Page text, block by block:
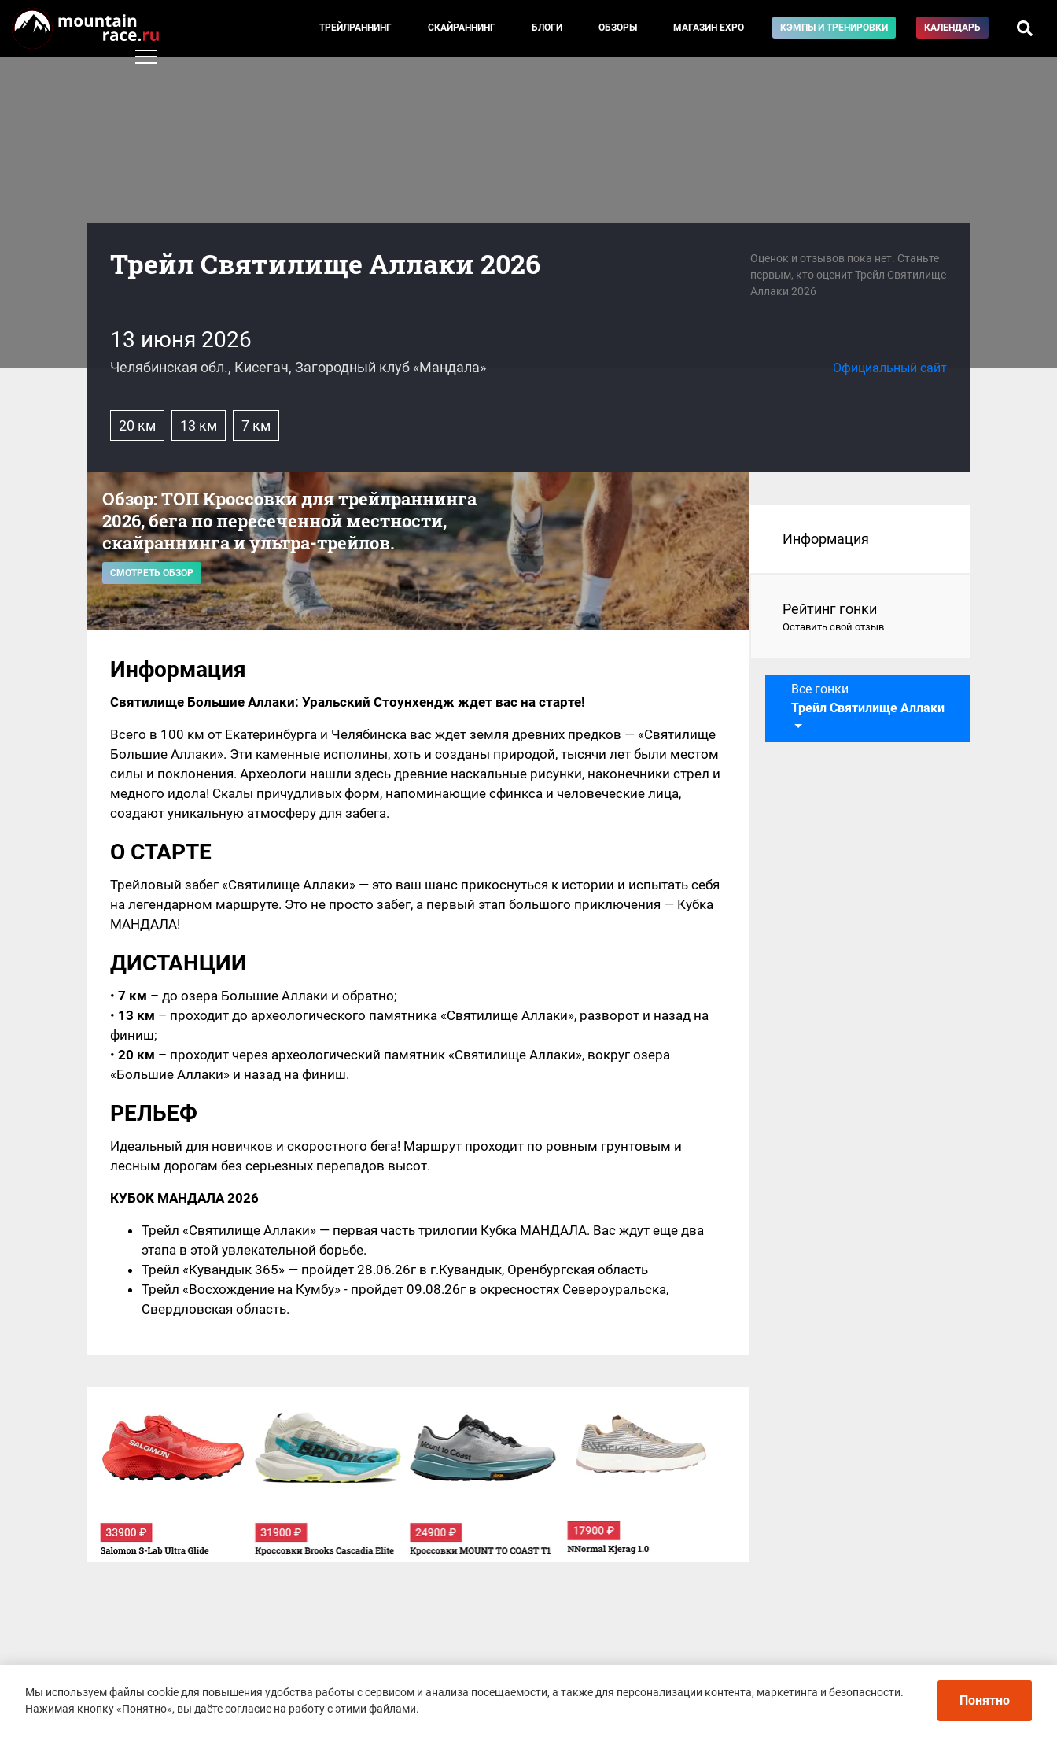
ТРЕЙЛРАННИНГ СКАЙРАННИНГ БЛОГИ ОБЗОРЫ МАГАЗИН EXPO КЭМПЫ И ТРЕНИРОВКИ КАЛЕНДАРЬ
Трейл Святилище Аллаки 2026
Оценок и отзывов пока нет. Станьте
первым, кто оценит Трейл Святилище
Аллаки 2026
13 июня 2026
Челябинская обл., Кисегач, Загородный клуб «Мандала» Официальный сайт
20 км 13 км 7 км
Обзор: ТОП Кроссовки для трейлраннинга
2026, бега по пересеченной местности,
скайраннинга и ультра-трейлов.
СМОТРЕТЬ ОБЗОР
Информация
Святилище Большие Аллаки: Уральский Стоунхендж ждет вас на старте!
Всего в 100 км от Екатеринбурга и Челябинска вас ждет земля древних предков — «Святилище
Большие Аллаки». Эти каменные исполины, хоть и созданы природой, тысячи лет были местом
силы и поклонения. Археологи нашли здесь древние наскальные рисунки, наконечники стрел и
медного идола! Скалы причудливых форм, напоминающие сфинкса и человеческие лица,
создают уникальную атмосферу для забега.
О СТАРТЕ
Трейловый забег «Святилище Аллаки» — это ваш шанс прикоснуться к истории и испытать себя
на легендарном маршруте. Это не просто забег, а первый этап большого приключения — Кубка
МАНДАЛА!
ДИСТАНЦИИ
• 7 км – до озера Большие Аллаки и обратно;
• 13 км – проходит до археологического памятника «Святилище Аллаки», разворот и назад на
финиш;
• 20 км – проходит через археологический памятник «Святилище Аллаки», вокруг озера
«Большие Аллаки» и назад на финиш.
РЕЛЬЕФ
Идеальный для новичков и скоростного бега! Маршрут проходит по ровным грунтовым и
лесным дорогам без серьезных перепадов высот.
КУБОК МАНДАЛА 2026
Трейл «Святилище Аллаки» — первая часть трилогии Кубка МАНДАЛА. Вас ждут еще два
этапа в этой увлекательной борьбе.
Трейл «Кувандык 365» — пройдет 28.06.26г в г.Кувандык, Оренбургская область
Трейл «Восхождение на Кумбу» - пройдет 09.08.26г в окресностях Североуральска,
Свердловская область.
Информация
Рейтинг гонки
Оставить свой отзыв
Все гонки
Трейл Святилище Аллаки
Мы используем файлы cookie для повышения удобства работы с сервисом и анализа посещаемости, а также для персонализации контента, маркетинга и безопасности.
Нажимая кнопку «Понятно», вы даёте согласие на работу с этими файлами.
Понятно